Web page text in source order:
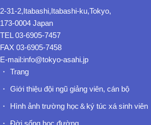
2-31-2,Itabashi,Itabashi-ku,Tokyo,
173-0004 Japan
TEL 03-6905-7457
FAX 03-6905-7458
E-mail:info@tokyo-asahi.jp
Trang
Giới thiệu đội ngũ giảng viên, cán bộ
Hình ảnh trường học＆ký túc xá sinh viên
Đời sống học đường